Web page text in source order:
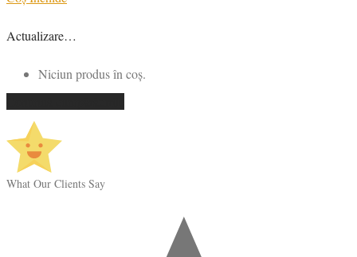
Actualizare…
Niciun produs în coș.
What Our Clients Say